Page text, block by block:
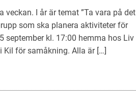
I år är temat ”Ta vara på det
som ska planera aktiviteter för
september kl. 17:00 hemma hos Liv
för samåkning. Alla är […]